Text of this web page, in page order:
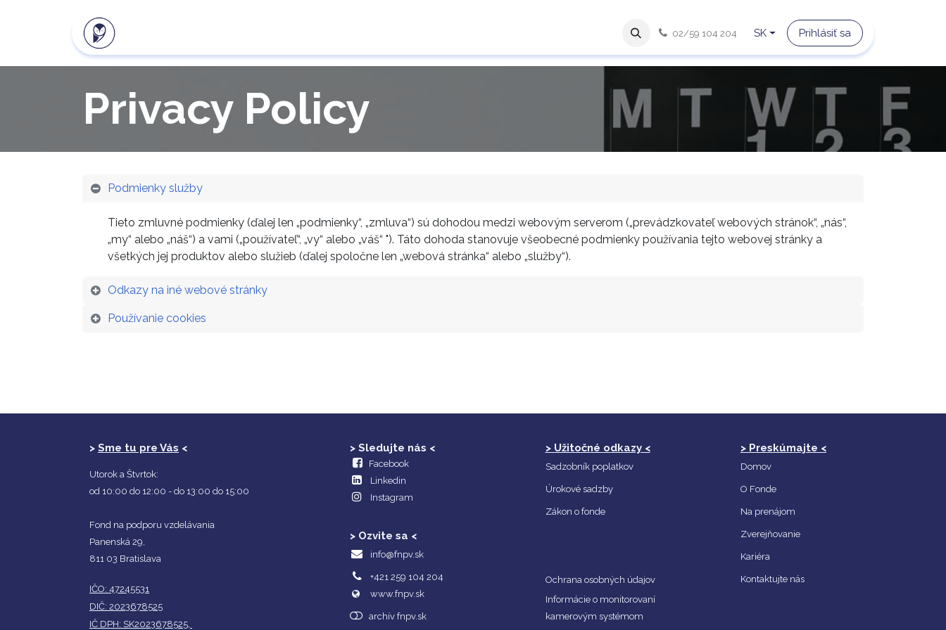
Kontaktujte nás O Fonde Transparentnosť
02/59 104 204 SK Prihlásiť sa
Privacy Policy
Podmienky služby
Tieto zmluvné podmienky (ďalej len „podmienky“, „zmluva“) sú dohodou medzi webovým serverom („prevádzkovateľ webových stránok“, „nás“,
„my“ alebo „náš“) a vami („používateľ“, „vy“ alebo „váš“ "). Táto dohoda stanovuje všeobecné podmienky používania tejto webovej stránky a
všetkých jej produktov alebo služieb (ďalej spoločne len „webová stránka“ alebo „služby“).
Odkazy na iné webové stránky
Používanie cookies
> Preskúmajte <
Domov
O Fonde
Na prenájom
Zverejňovanie
Kariéra
Kontaktujte nás
> Užitočné odkazy <
Sadzobník poplatkov
Úrokové sadzby
Zákon o fonde
> Sledujte nás <
Facebook
Linkedin
Instagram
Utorok a Štvrtok:
od 10:00 do 12:00 - do 13:00 do 15:00
Fond na podporu vzdelávania
Panenská 29,
811 03 Bratislava
IČO: 47245531
DIČ: 2023678525
IČ DPH: SK2023678525,
Ochrana osobných údajov
Informácie o monitorovaní
kamerovým systémom
> Sme tu pre Vás <
> Ozvite sa <
info@fnpv.sk
+421 259 104 204
www.fnpv.sk
archív fnpv.sk